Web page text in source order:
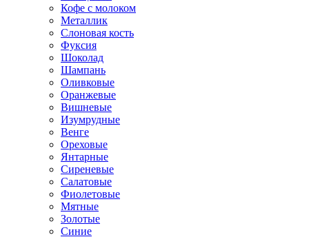
Кофе с молоком
Металлик
Слоновая кость
Фуксия
Шоколад
Шампань
Оливковые
Оранжевые
Вишневые
Изумрудные
Венге
Ореховые
Янтарные
Сиреневые
Салатовые
Фиолетовые
Мятные
Золотые
Синие